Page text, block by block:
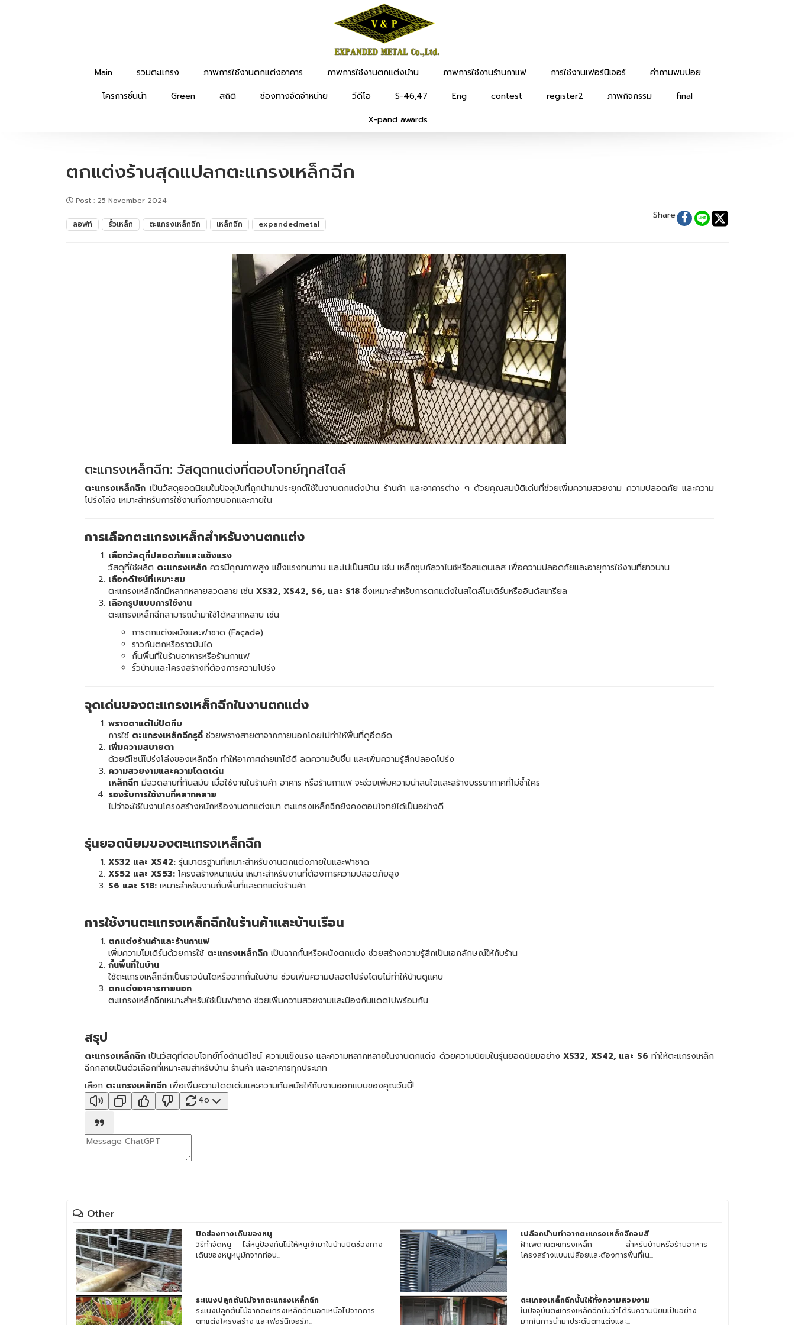
Main รวมตะแกรง ภาพการใช้งานตกแต่งอาคาร ภาพการใช้งานตกแต่งบ้าน ภาพการใช้งานร้านกาแฟ การใช้งานเฟอร์นิเจอร์
คำถามพบบ่อย
โครการชั้นนำ
Green สถิติ ช่องทางจัดจำหน่าย วีดีโอ S-46,47 Eng contest register2 ภาพกิจกรรม
final
X-pand awards
ตกแต่งร้านสุดแปลกตะแกรงเหล็กฉีก
Post : 25 November 2024
ลอฟท์ รั้วเหล็ก ตะแกรงเหล็กฉีก เหล็กฉีก expandedmetal
Share
ตะแกรงเหล็กฉีก: วัสดุตกแต่งที่ตอบโจทย์ทุกสไตล์
ตะแกรงเหล็กฉีก เป็นวัสดุยอดนิยมในปัจจุบันที่ถูกนำมาประยุกต์ใช้ในงานตกแต่งบ้าน ร้านค้า และอาคารต่าง ๆ ด้วยคุณสมบัติเด่นที่ช่วยเพิ่มความสวยงาม ความปลอดภัย และความ
โปร่งโล่ง เหมาะสำหรับการใช้งานทั้งภายนอกและภายใน
การเลือกตะแกรงเหล็กสำหรับงานตกแต่ง
เลือกวัสดุที่ปลอดภัยและแข็งแรง
วัสดุที่ใช้ผลิต ตะแกรงเหล็ก ควรมีคุณภาพสูง แข็งแรงทนทาน และไม่เป็นสนิม เช่น เหล็กชุบกัลวาไนซ์หรือสแตนเลส เพื่อความปลอดภัยและอายุการใช้งานที่ยาวนาน
เลือกดีไซน์ที่เหมาะสม
ตะแกรงเหล็กฉีกมีหลากหลายลวดลาย เช่น XS32, XS42, S6, และ S18 ซึ่งเหมาะสำหรับการตกแต่งในสไตล์โมเดิร์นหรืออินดัสเทรียล
เลือกรูปแบบการใช้งาน
ตะแกรงเหล็กฉีกสามารถนำมาใช้ได้หลากหลาย เช่น
การตกแต่งผนังและฟาซาด (Façade)
ราวกันตกหรือราวบันได
กั้นพื้นที่ในร้านอาหารหรือร้านกาแฟ
รั้วบ้านและโครงสร้างที่ต้องการความโปร่ง
จุดเด่นของตะแกรงเหล็กฉีกในงานตกแต่ง
พรางตาแต่ไม่ปิดทึบ
การใช้ ตะแกรงเหล็กฉีกรูถี่ ช่วยพรางสายตาจากภายนอกโดยไม่ทำให้พื้นที่ดูอึดอัด
เพิ่มความสบายตา
ด้วยดีไซน์โปร่งโล่งของเหล็กฉีก ทำให้อากาศถ่ายเทได้ดี ลดความอับชื้น และเพิ่มความรู้สึกปลอดโปร่ง
ความสวยงามและความโดดเด่น
เหล็กฉีก มีลวดลายที่ทันสมัย เมื่อใช้งานในร้านค้า อาคาร หรือร้านกาแฟ จะช่วยเพิ่มความน่าสนใจและสร้างบรรยากาศที่ไม่ซ้ำใคร
รองรับการใช้งานที่หลากหลาย
ไม่ว่าจะใช้ในงานโครงสร้างหนักหรืองานตกแต่งเบา ตะแกรงเหล็กฉีกยังคงตอบโจทย์ได้เป็นอย่างดี
รุ่นยอดนิยมของตะแกรงเหล็กฉีก
XS32 และ XS42: รุ่นมาตรฐานที่เหมาะสำหรับงานตกแต่งภายในและฟาซาด
XS52 และ XS53: โครงสร้างหนาแน่น เหมาะสำหรับงานที่ต้องการความปลอดภัยสูง
S6 และ S18: เหมาะสำหรับงานกั้นพื้นที่และตกแต่งร้านค้า
การใช้งานตะแกรงเหล็กฉีกในร้านค้าและบ้านเรือน
ตกแต่งร้านค้าและร้านกาแฟ
เพิ่มความโมเดิร์นด้วยการใช้ ตะแกรงเหล็กฉีก เป็นฉากกั้นหรือผนังตกแต่ง ช่วยสร้างความรู้สึกเป็นเอกลักษณ์ให้กับร้าน
กั้นพื้นที่ในบ้าน
ใช้ตะแกรงเหล็กฉีกเป็นราวบันไดหรือฉากกั้นในบ้าน ช่วยเพิ่มความปลอดโปร่งโดยไม่ทำให้บ้านดูแคบ
ตกแต่งอาคารภายนอก
ตะแกรงเหล็กฉีกเหมาะสำหรับใช้เป็นฟาซาด ช่วยเพิ่มความสวยงามและป้องกันแดดไปพร้อมกัน
สรุป
ตะแกรงเหล็กฉีก เป็นวัสดุที่ตอบโจทย์ทั้งด้านดีไซน์ ความแข็งแรง และความหลากหลายในงานตกแต่ง ด้วยความนิยมในรุ่นยอดนิยมอย่างXS32, XS42, และ S6 ทำให้ตะแกรงเหล็ก
ฉีกกลายเป็นตัวเลือกที่เหมาะสมสำหรับบ้าน ร้านค้า และอาคารทุกประเภท
เลือก ตะแกรงเหล็กฉีก เพื่อเพิ่มความโดดเด่นและความทันสมัยให้กับงานออกแบบของคุณวันนี้!
4o
Other
ปิดช่องทางเดินของหนู
วิธีกำจัดหนู ไล่หนูป้องกันไม่ให้หนูเข้ามาในบ้านปิดช่องทาง
เดินของหนูหนูมักจากท่อน...
เปลือกบ้านทำจากตะแกรงเหล็กฉีกอบสี
ฝ้าเพดานตะแกรงเหล็ก สำหรับบ้านหรือร้านอาหาร
โครงสร้างแบบเปลือยและต้องการพื้นที่ใน...
ระแนงปลูกต้นไม้จากตะแกรงเหล็กฉีก
ระแนงปลูกต้นไม้จากตะแกรงเหล็กฉีกนอกเหนือไปจากการ
ตกแต่งโครงสร้าง และเฟอร์นิเจอร์ภ...
ตะแกรงเหล็กฉีกนั้นให้ทั้งความสวยงาม
ในปัจจุบันตะแกรงเหล็กฉีกนับว่าได้รับความนิยมเป็นอย่าง
มากในการนำมาประดับตกแต่งและ...